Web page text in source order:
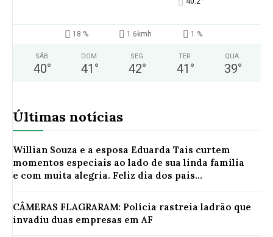
18 % 1.6kmh 1 %
SÁB
40°
DOM
41 °
SEG
42°
TER
41 °
QUA
39°
Últimas notícias
Willian Souza e a esposa Eduarda Tais curtem
momentos especiais ao lado de sua linda família
e com muita alegria. Feliz dia dos pais...
CÂMERAS FLAGRARAM: Polícia rastreia ladrão que
invadiu duas empresas em AF